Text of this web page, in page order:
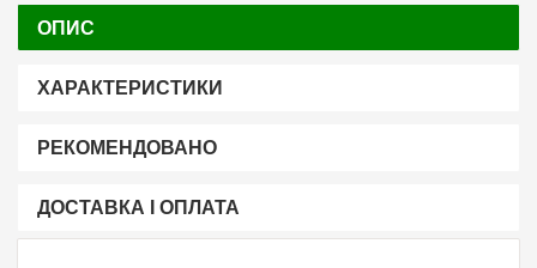
ОПИС
ХАРАКТЕРИСТИКИ
РЕКОМЕНДОВАНО
ДОСТАВКА І ОПЛАТА